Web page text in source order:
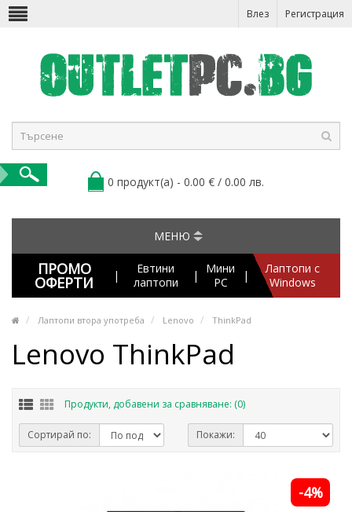
Влез Регистрация
0 продукт(а) - 0.00 € / 0.00 лв.
МЕНЮ
ПРОМО
ОФЕРТИ |
Евтини
лаптопи
|
Мини
PC
|
Лаптопи с
Windows
Лаптопи втора употреба Lenovo ThinkPad
Lenovo ThinkPad
Продукти, добавени за сравняване: (0)
Сортирай по: Покажи:
-4%